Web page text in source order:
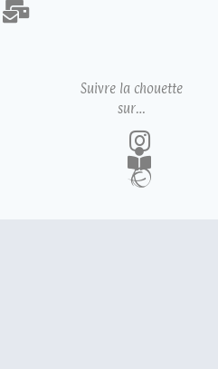
Suivre la chouette
sur…